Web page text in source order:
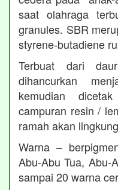
saat olahraga
granules. SBR
styrene-butadiene
Terbuat dari
dihancurkan
kemudian
campuran resin /
ramah akan
Warna –
Abu-Abu Tua, Abu-
sampai 20 warna